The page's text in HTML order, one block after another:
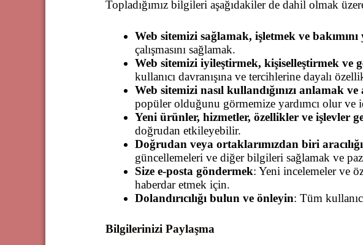
Topladığımız bilgileri aşağıdakiler de dahil olmak
Web sitemizi sağlamak, işletmek ve
çalışmasını sağlamak.
Web sitemizi iyileştirmek, kişiselleştirmek ve
kullanıcı davranışına ve tercihlerine dayalı
Web sitemizi nasıl kullandığınızı anlamak
popüler olduğunu görmemize yardımcı olur
Yeni ürünler, hizmetler, özellikler ve işlevler
doğrudan etkileyebilir.
Doğrudan veya ortaklarımızdan biri
güncellemeleri ve diğer bilgileri sağlamak ve
Size e-posta göndermek: Yeni incelemeler ve
haberdar etmek için.
Dolandırıcılığı bulun ve önleyin: Tüm
Bilgilerinizi Paylaşma